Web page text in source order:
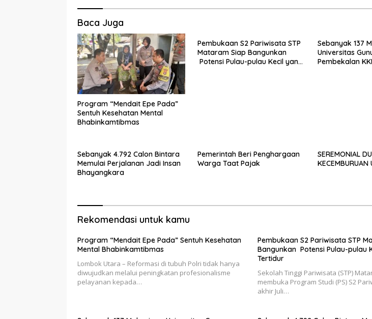
Baca Juga
Program “Mendait Epe Pada”
Sentuh Kesehatan Mental
Bhabinkamtibmas
Pembukaan S2 Pariwisata STP
Mataram Siap Bangunkan
Potensi Pulau-pulau Kecil yang
Sebanyak 137
Universitas
Pembekalan
Sebanyak 4.792 Calon Bintara
Memulai Perjalanan Jadi Insan
Bhayangkara
Pemerintah Beri Penghargaan
Warga Taat Pajak
SEREMONIAL
KECEMBURUAN
Rekomendasi untuk kamu
Program “Mendait Epe Pada” Sentuh Kesehatan
Mental Bhabinkamtibmas
Lombok Utara – Reformasi di tubuh Polri tidak hanya
diwujudkan melalui peningkatan profesionalisme
pelayanan kepada…
Pembukaan S2 Pariwisata STP
Bangunkan Potensi Pulau-pulau
Tertidur
Sekolah Tinggi Pariwisata (STP)
membuka Program Studi (PS) S2
akhir Juli…